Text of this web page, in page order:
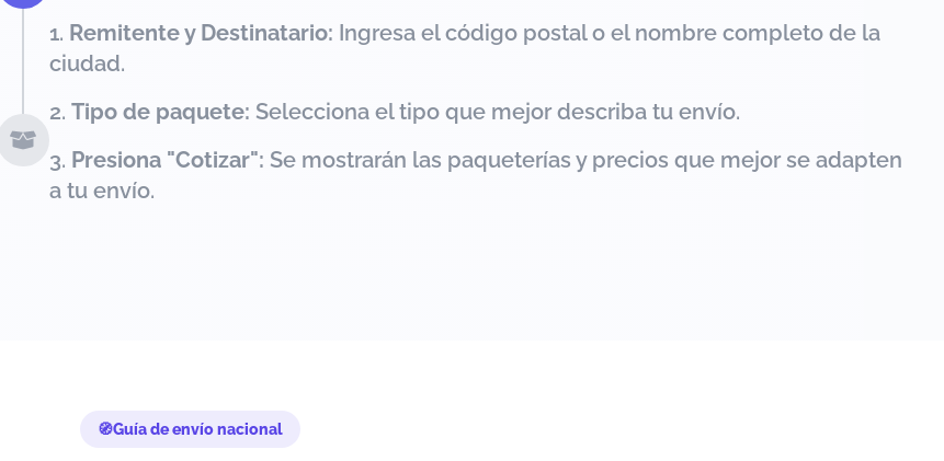
Remitente y Destinatario: Ingresa el código postal o el nombre completo de la
ciudad.
Tipo de paquete: Selecciona el tipo que mejor describa tu envío.
Presiona "Cotizar": Se mostrarán las paqueterías y precios que mejor se adapten
a tu envío.
Guía de envío nacional